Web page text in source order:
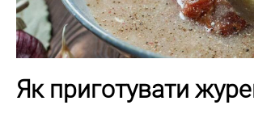
Як приготувати